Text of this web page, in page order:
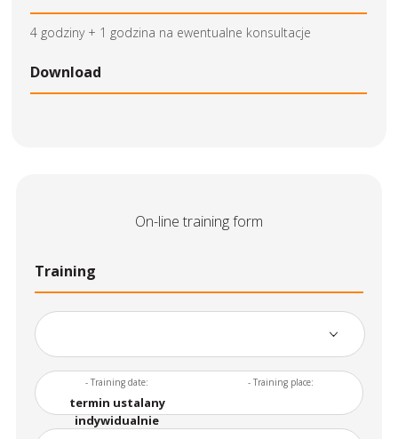
4 godziny + 1 godzina na ewentualne konsultacje
Download
On-line training form
Training
- Training date:
termin ustalany
indywidualnie
- Training place: